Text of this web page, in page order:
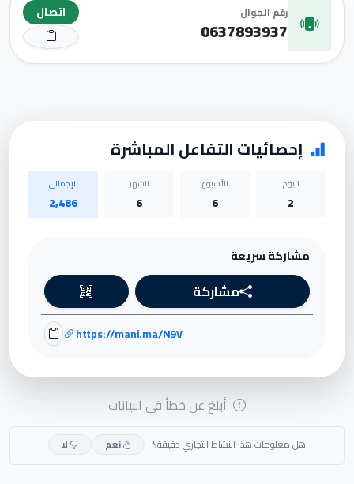
رقم الجوال
0637893937
اتصال
إحصائيات التفاعل المباشرة
اليوم
2
الأسبوع
6
الشهر
6
الإجمالي
2,486
مشاركة سريعة
مشاركة
https://mani.ma/N9V
أبلغ عن خطأ في البيانات
هل معلومات هذا النشاط التجاري دقيقة؟ نعم لا